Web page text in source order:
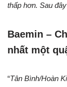
thấp hơn. Sau
Baemin –
nhất một
“Tân Bình/Hoàn